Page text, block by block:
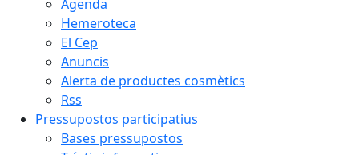
Agenda
Hemeroteca
El Cep
Anuncis
Alerta de productes cosmètics
Rss
Pressupostos participatius
Bases pressupostos